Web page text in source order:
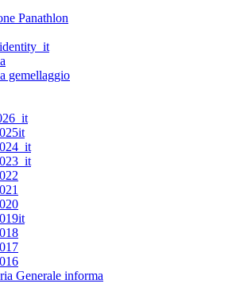
Panathlon
gemellaggio
Generale informa